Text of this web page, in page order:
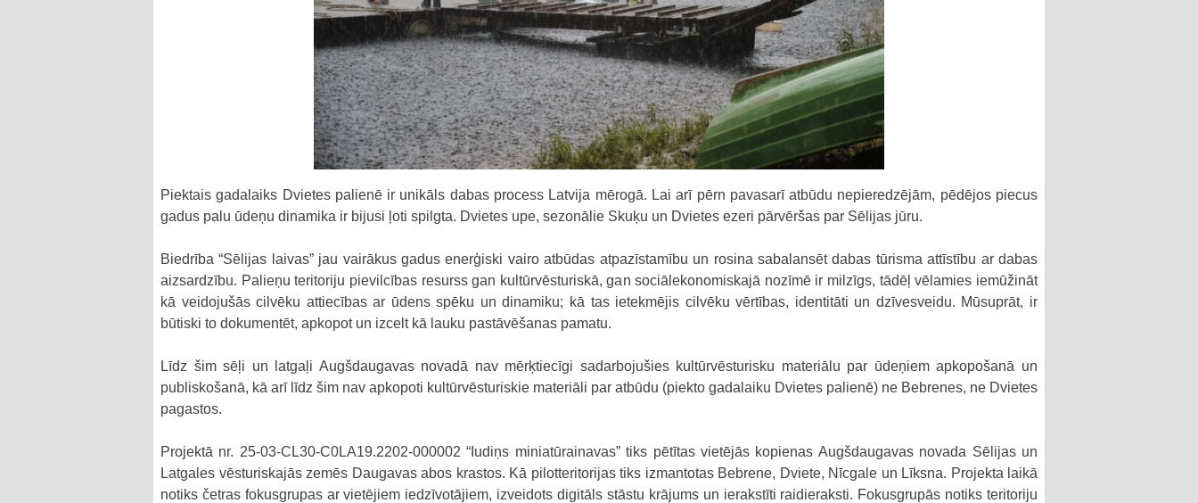
Piektais gadalaiks Dvietes palienē ir unikāls dabas process Latvija mērogā. Lai arī pērn pavasarī atbūdu nepieredzējām, pēdējos piecus
gadus palu ūdeņu dinamika ir bijusi ļoti spilgta. Dvietes upe, sezonālie Skuķu un Dvietes ezeri pārvēršas par Sēlijas jūru.
Biedrība “Sēlijas laivas” jau vairākus gadus enerģiski vairo atbūdas atpazīstamību un rosina sabalansēt dabas tūrisma attīstību ar dabas
aizsardzību. Palieņu teritoriju pievilcības resurss gan kultūrvēsturiskā, gan sociālekonomiskajā nozīmē ir milzīgs, tādēļ vēlamies iemūžināt
kā veidojušās cilvēku attiecības ar ūdens spēku un dinamiku; kā tas ietekmējis cilvēku vērtības, identitāti un dzīvesveidu. Mūsuprāt, ir
būtiski to dokumentēt, apkopot un izcelt kā lauku pastāvēšanas pamatu.
Līdz šim sēļi un latgaļi Augšdaugavas novadā nav mērķtiecīgi sadarbojušies kultūrvēsturisku materiālu par ūdeņiem apkopošanā un
publiskošanā, kā arī līdz šim nav apkopoti kultūrvēsturiskie materiāli par atbūdu (piekto gadalaiku Dvietes palienē) ne Bebrenes, ne Dvietes
pagastos.
Projektā nr. 25-03-CL30-C0LA19.2202-000002 “Iudiņs miniatūrainavas” tiks pētītas vietējās kopienas Augšdaugavas novada Sēlijas un
Latgales vēsturiskajās zemēs Daugavas abos krastos. Kā pilotteritorijas tiks izmantotas Bebrene, Dviete, Nīcgale un Līksna. Projekta laikā
notiks četras fokusgrupas ar vietējiem iedzīvotājiem, izveidots digitāls stāstu krājums un ierakstīti raidieraksti. Fokusgrupās notiks teritoriju